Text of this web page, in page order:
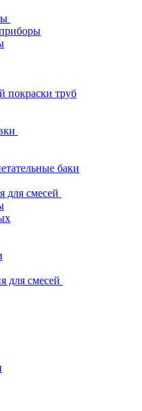
покраски труб
баки
для смесей
для смесей